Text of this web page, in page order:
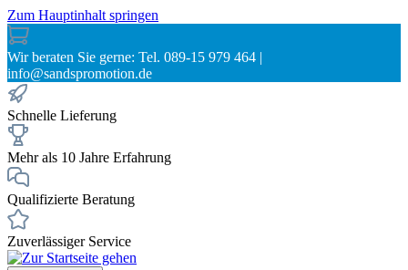
Zum Hauptinhalt springen
Wir beraten Sie gerne: Tel. 089-15 979 464 |
info@sandspromotion.de
Schnelle Lieferung
Mehr als 10 Jahre Erfahrung
Qualifizierte Beratung
Zuverlässiger Service